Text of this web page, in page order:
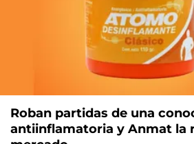
Roban partidas de una
antiinflamatoria y Anmat la